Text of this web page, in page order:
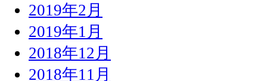
2019年2月
2019年1月
2018年12月
2018年11月